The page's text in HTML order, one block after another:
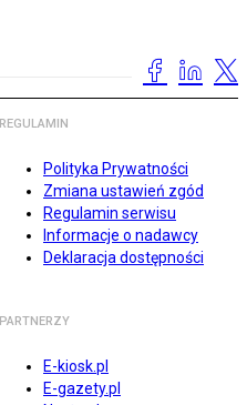
REGULAMIN
Polityka Prywatności
Zmiana ustawień zgód
Regulamin serwisu
Informacje o nadawcy
Deklaracja dostępności
PARTNERZY
E-kiosk.pl
E-gazety.pl